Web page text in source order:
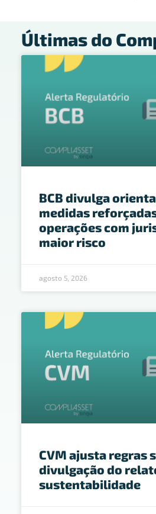
Últimas do
BCB divulga
medidas
operações com
maior risco
agosto 5, 2026
CVM ajusta regras
divulgação do
sustentabilidade